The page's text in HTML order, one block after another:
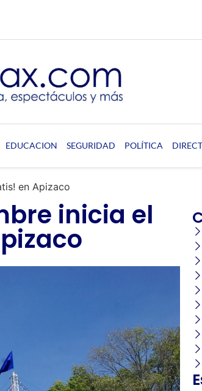
EDUCACION SEGURIDAD POLÍTICA
en Apizaco
inicia el